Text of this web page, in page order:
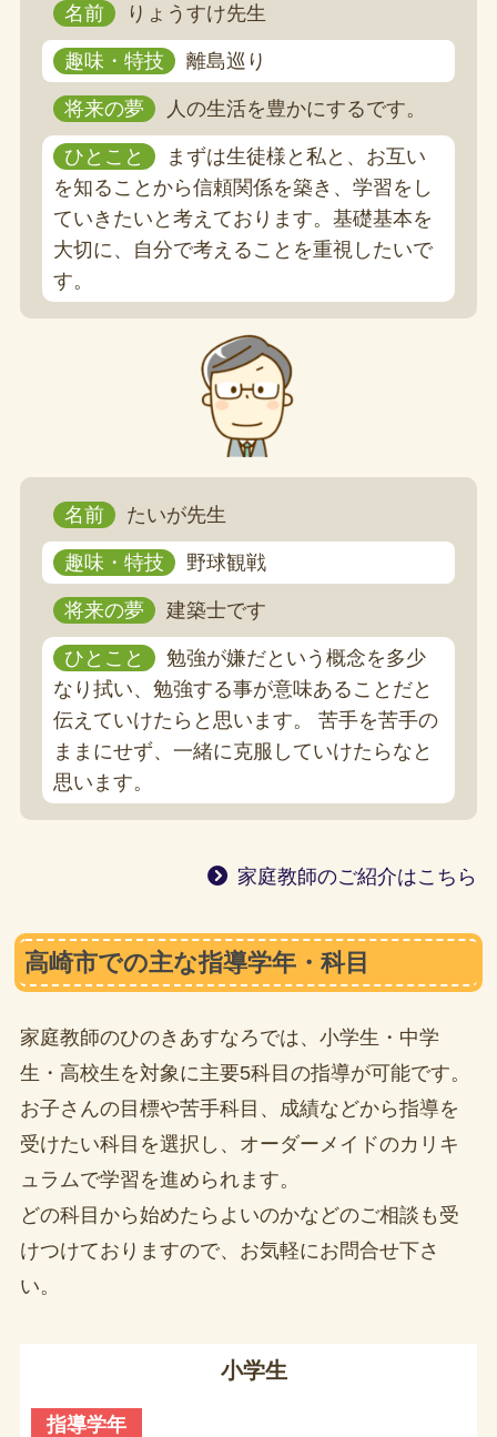
名前 りょうすけ先生
趣味・特技 離島巡り
将来の夢 人の生活を豊かにするです。
ひとこと
まずは生徒様と私と、お互い
を知ることから信頼関係を築き、学習をし
ていきたいと考えております。基礎基本を
大切に、自分で考えることを重視したいで
す。
名前 たいが先生
趣味・特技 野球観戦
将来の夢 建築士です
ひとこと
勉強が嫌だという概念を多少
なり拭い、勉強する事が意味あることだと
伝えていけたらと思います。 苦手を苦手の
ままにせず、一緒に克服していけたらなと
思います。
家庭教師のご紹介はこちら
高崎市での主な指導学年・科目
家庭教師のひのきあすなろでは、小学生・中学
生・高校生を対象に主要5科目の指導が可能です。
お子さんの目標や苦手科目、成績などから指導を
受けたい科目を選択し、オーダーメイドのカリキ
ュラムで学習を進められます。
どの科目から始めたらよいのかなどのご相談も受
けつけておりますので、お気軽にお問合せ下さ
い。
小学生
指導学年